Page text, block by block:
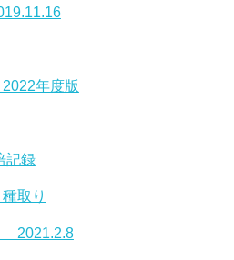
年度版
録
取り
2021.2.8